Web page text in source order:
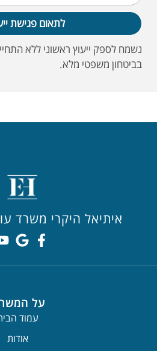
לתאום פגישת
נשמח לספק ייעוץ ראשוני ללא
בביטחון משפטי מלא.
איתיאל היקרי משרד
על
עמוד הבית
אודות